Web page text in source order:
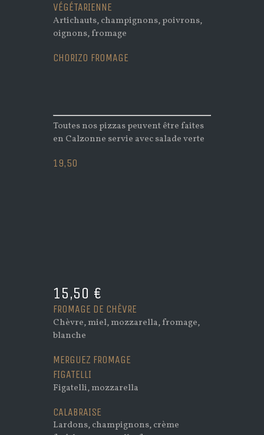
VÉGÉTARIENNE
Artichauts, champignons, poivrons,
oignons, fromage
CHORIZO FROMAGE
Toutes nos pizzas peuvent être faites
en Calzonne servie avec salade verte
19,50
15,50 €
FROMAGE DE CHÈVRE
Chèvre, miel, mozzarella, fromage,
blanche
MERGUEZ FROMAGE
FIGATELLI
Figatelli, mozzarella
CALABRAISE
Lardons, champignons, crème